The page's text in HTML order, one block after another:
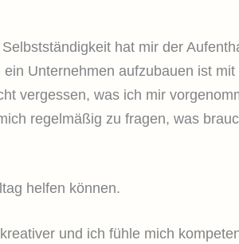
hat mir der
Unternehmen aufzubauen ist mit
vergessen, was ich mir
regelmäßig zu fragen, was
helfen können.
und ich fühle mich